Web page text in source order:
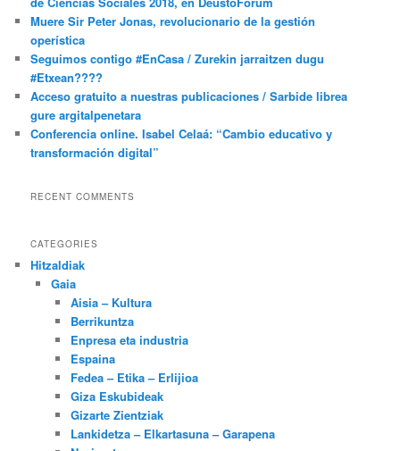
Muere Sir Peter Jonas, revolucionario de la gestión
operística
Seguimos contigo #EnCasa / Zurekin jarraitzen dugu
#Etxean????
Acceso gratuito a nuestras publicaciones / Sarbide librea
gure argitalpenetara
Conferencia online. Isabel Celaá: “Cambio educativo y
transformación digital”
RECENT COMMENTS
CATEGORIES
Hitzaldiak
Gaia
Aisia – Kultura
Berrikuntza
Enpresa eta industria
Espaina
Fedea – Etika – Erlijioa
Giza Eskubideak
Gizarte Zientziak
Lankidetza – Elkartasuna – Garapena